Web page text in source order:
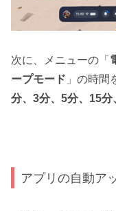
次に、メニューの「
ープモード 」の時間
分、3分、5分、15分
アプリの自動ア